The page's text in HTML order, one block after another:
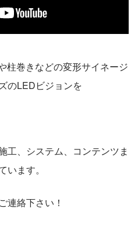
柱巻きなどの変形サイネージ
のLEDビジョンを
工、システム、コンテンツま
ます。
連絡下さい！